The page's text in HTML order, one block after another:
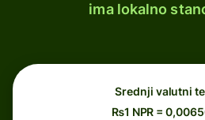
ima lokalno
Srednji valutni
₨1 NPR =